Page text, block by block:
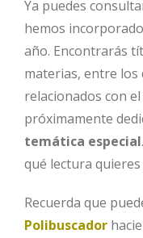
Ya puedes
hemos
año. Encontrarás
materias, entre los
relacionados con
próximamente
temática especial
qué lectura
Recuerda que
Polibuscador